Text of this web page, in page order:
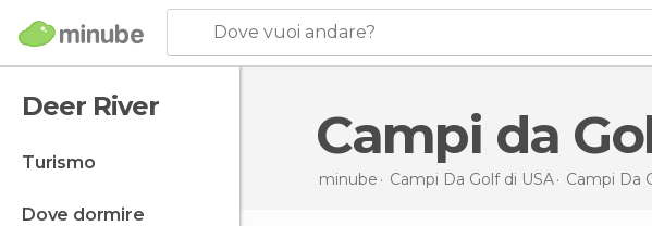
Dove vuoi andare?
Deer River
turismo
dove dormire
Campi da
minube Campi Da Golf di USA Campi Da